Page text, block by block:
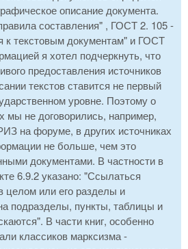
описание документа.
составления" , ГОСТ 2. 105 -
к текстовым документам" и ГОСТ
я хотел подчеркнуть, что
предоставления источников
текстов ставится не первый
уровне. Поэтому о
мы не договорились, например,
на форуме, в других источниках
не больше, чем это
документами. В частности в
6.9.2 указано: "Ссылаться
целом или его разделы и
подразделы, пункты, таблицы и
В части книг, особенно
классиков марксизма -